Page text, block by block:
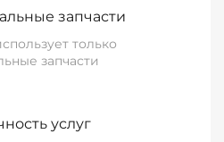
запчасти
только
запчасти
услуг